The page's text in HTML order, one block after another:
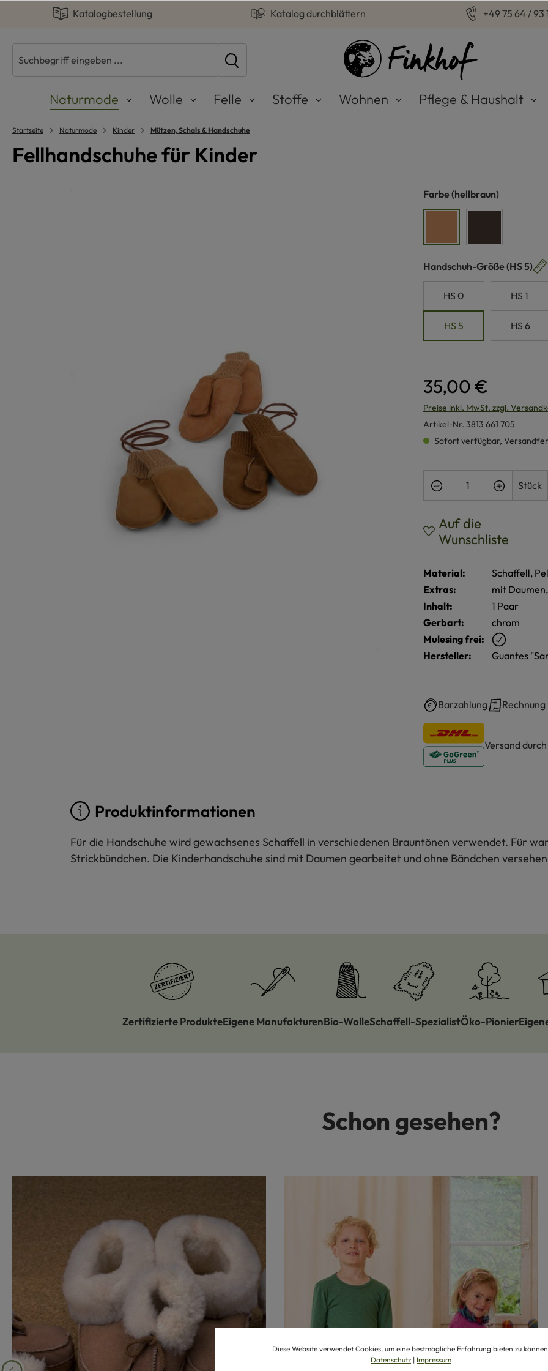
Zur Hauptnavigation springen
Katalogbestellung Katalog durchblättern +49 75 64 / 93
Naturmode Wolle Felle Stoffe Wohnen Pflege & Haushalt
Startseite Naturmode Kinder Mützen, Schals & Handschuhe
Fellhandschuhe für Kinder
Farbe auswählen
(hellbraun)
Handschuh-Größe (HS 5)
HS 0 HS 1
HS 5 HS 6
35,00 €
Preise inkl. MwSt. zzgl.
Artikel-Nr. 3813 661 705
Sofort verfügbar,
Produkt Anzahl:
Stück
Auf die
Wunschliste
Material:
Schaffell,
Extras:
mit
Inhalt:
1 Paar
Gerbart:
chrom
Mulesing frei:
Hersteller:
Guantes
Barzahlung Rechnung
Versand
Produktinformationen
Für die Handschuhe wird gewachsenes Schaffell in verschiedenen Brauntönen verwendet. Für
Strickbündchen. Die Kinderhandschuhe sind mit Daumen gearbeitet und ohne Bändchen
Zertifizierte ProdukteEigene ManufakturenBio-WolleSchaffell-SpezialistÖko-Pionier
Schon gesehen?
Diese Website verwendet Cookies, um eine bestmögliche Erfahrung bieten zu
Datenschutz | Impressum